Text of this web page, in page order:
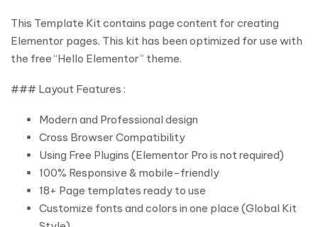
This Template Kit contains page content for creating
Elementor pages. This kit has been optimized for use with
the free “Hello Elementor” theme.
### Layout Features :
Modern and Professional design
Cross Browser Compatibility
Using Free Plugins (Elementor Pro is not required)
100% Responsive & mobile-friendly
18+ Page templates ready to use
Customize fonts and colors in one place (Global Kit